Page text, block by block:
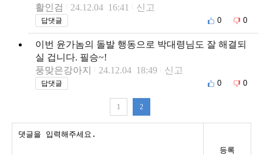
활인검
24.12.04 16:41 신고
답댓글 0 0
이번 윤가놈의 돌발 행동으로 박대령님도 잘 해결되
실 겁니다. 필승~!
풍맞은강아지
24.12.04 18:49 신고
답댓글 0 0
1 2
등록